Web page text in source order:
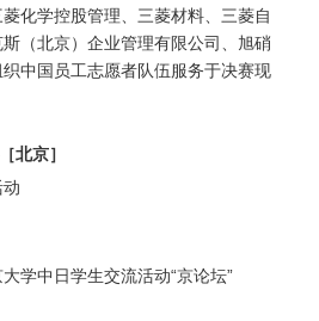
化学控股管理、三菱材料、三菱自
（北京）企业管理有限公司、旭硝
中国员工志愿者队伍服务于决赛现
北京］
学中日学生交流活动“京论坛”